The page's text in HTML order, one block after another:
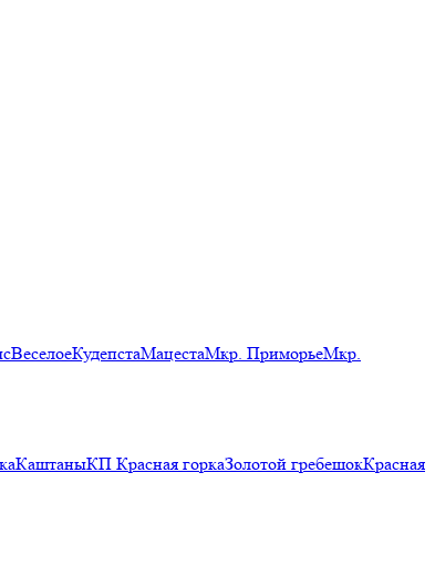
ВеселоеКудепстаМацестаМкр. ПриморьеМкр.
КаштаныКП Красная горкаЗолотой гребешокКрасная